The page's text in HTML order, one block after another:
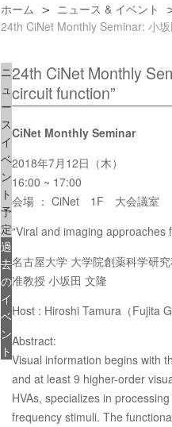
ホーム ニュース & イベント
24th CiNet Monthly Seminar: 小
ニ
ュ
ー
ス
イ
ベ
ン
ト
予
定
過
去
の
イ
ベ
ン
ト
24th CiNet Monthly
circuit function”
CiNet Monthly Seminar
2018年7月12日（木）
16:00 ~ 17:00
会場 ： CiNet 1F 大会議室
“Viral and imaging
名古屋大学 大学院創薬科学研
准教授 小坂田 文隆
Host : Hiroshi Tamura（Fujita
Abstract:
Visual information begins with
and at least 9 higher-order
HVAs, specializes in
frequency stimuli. The